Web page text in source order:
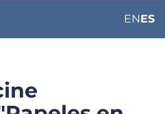
ENES